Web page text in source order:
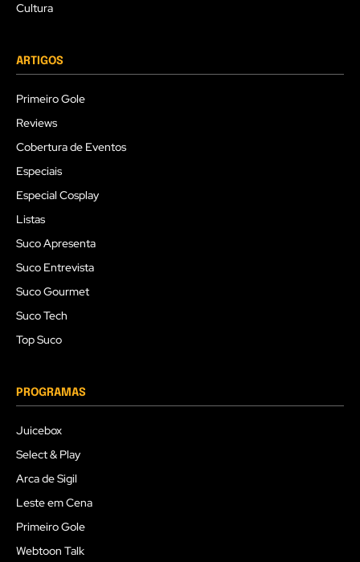
Cultura
ARTIGOS
Primeiro Gole
Reviews
Cobertura de Eventos
Especiais
Especial Cosplay
Listas
Suco Apresenta
Suco Entrevista
Suco Gourmet
Suco Tech
Top Suco
PROGRAMAS
Juicebox
Select & Play
Arca de Sigil
Leste em Cena
Primeiro Gole
Webtoon Talk